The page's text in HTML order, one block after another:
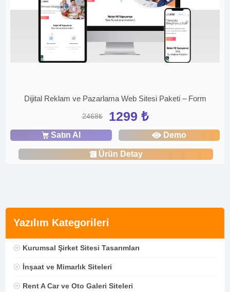
Yazılım Kategorileri
Kurumsal Şirket Sitesi Tasarımları
İnşaat ve Mimarlık Siteleri
Rent A Car ve Oto Galeri Siteleri
Dijital Reklam ve Pazarlama Web Sitesi Paketi – Form
2468₺ 1299 ₺
Satın Al Demo
Ürün Detay